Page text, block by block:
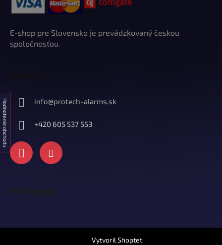
Hodnotenie obchodu
E-shop pre Slovensko je prevádzkovaný českou
spoločnosťou.
info@protech-alarms.sk
+420 605 537 553
Instagram
Vytvoril Shoptet